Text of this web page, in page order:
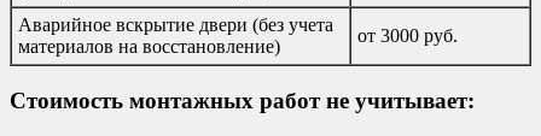
Аварийное вскрытие двери (без учета
материалов на восстановление)
от 3000 руб.
Стоимость монтажных работ не учитывает: